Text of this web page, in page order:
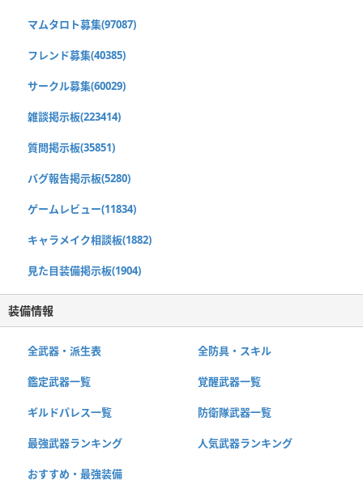
マムタロト募集(97087)
フレンド募集(40385)
サークル募集(60029)
雑談掲示板(223414)
質問掲示板(35851)
バグ報告掲示板(5280)
ゲームレビュー(11834)
キャラメイク相談板(1882)
見た目装備掲示板(1904)
装備情報
全武器・派生表 全防具・スキル
鑑定武器一覧 覚醒武器一覧
ギルドパレス一覧 防衛隊武器一覧
最強武器ランキング 人気武器ランキング
おすすめ・最強装備